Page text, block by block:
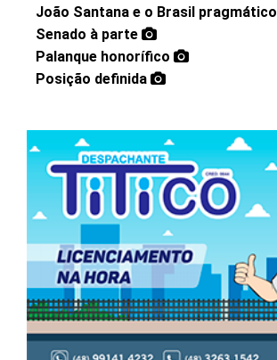
João Santana e o Brasil pragmático
Senado à parte
Palanque honorífico
Posição definida